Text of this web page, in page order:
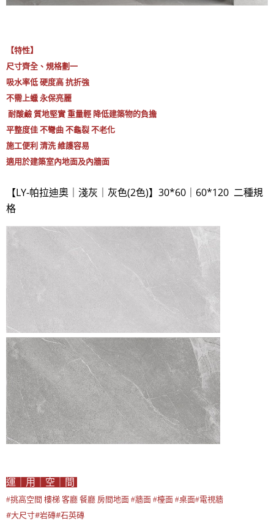
【特性】
尺寸齊全、規格劃一
吸水率低 硬度高 抗折強
不需上蠟 永保亮麗
耐酸鹼 質地堅實 重量輕 降低建築物的負擔
平整度佳 不彎曲 不龜裂 不老化
施工便利 清洗 維護容易
適用於建築室內地面及內牆面
【LY-帕拉迪奧｜淺灰｜灰色(2色)】30*60｜60*120 二種規
格
運｜用｜空｜間
#挑高空間 樓梯 客廳 餐廳 房間地面 #牆面 #檯面 #桌面#電視牆
#大尺寸#岩磚#石英磚